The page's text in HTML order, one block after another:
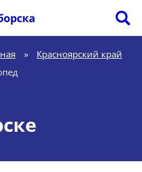
»
Красноярский край